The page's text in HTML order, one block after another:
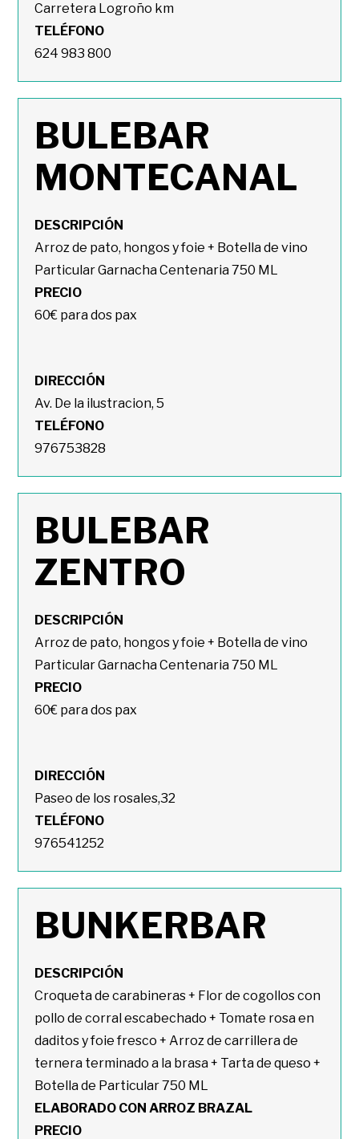
Carretera Logroño km
TELÉFONO
624 983 800
BULEBAR
MONTECANAL
DESCRIPCIÓN
Arroz de pato, hongos y foie + Botella de vino
Particular Garnacha Centenaria 750 ML
PRECIO
60€ para dos pax
DIRECCIÓN
Av. De la ilustracion, 5
TELÉFONO
976753828
BULEBAR
ZENTRO
DESCRIPCIÓN
Arroz de pato, hongos y foie + Botella de vino
Particular Garnacha Centenaria 750 ML
PRECIO
60€ para dos pax
DIRECCIÓN
Paseo de los rosales,32
TELÉFONO
976541252
BUNKERBAR
DESCRIPCIÓN
Croqueta de carabineras + Flor de cogollos con
pollo de corral escabechado + Tomate rosa en
daditos y foie fresco + Arroz de carrillera de
ternera terminado a la brasa + Tarta de queso +
Botella de Particular 750 ML
ELABORADO CON ARROZ BRAZAL
PRECIO